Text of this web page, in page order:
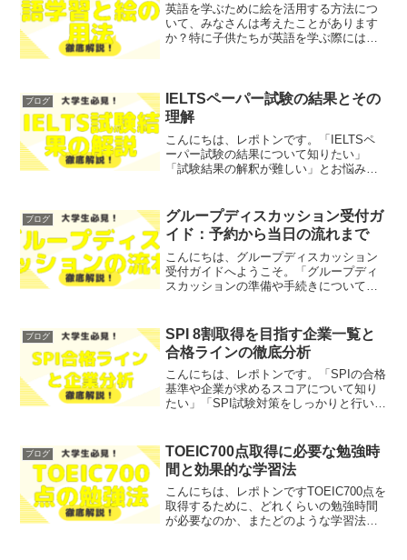
英語を学ぶために絵を活用する方法につ
いて、みなさんは考えたことがあります
か？特に子供たちが英語を学ぶ際には、
りやすく解説します！レポト...
ブログ
IELTSペーパー試験の結果とその
理解
こんにちは、レポトンです。「IELTSペ
ーパー試験の結果について知りたい」
「試験結果の解釈が難しい」とお悩みで
て、わかりやすく解説します！レポトン
この記事は次のような人...
ブログ
グループディスカッション受付ガ
イド：予約から当日の流れまで
こんにちは、グループディスカッション
受付ガイドへようこそ。「グループディ
スカッションの準備や手続きについて不
は、グループディスカッションの受付プ
ロセスや当日の流れについ...
ブログ
SPI 8割取得を目指す企業一覧と
合格ラインの徹底分析
こんにちは、レポトンです。「SPIの合格
基準や企業が求めるスコアについて知り
たい」「SPI試験対策をしっかりと行いた
指す理由や、ボーダーライン企業の一覧
を徹底分析...
ブログ
TOEIC700点取得に必要な勉強時
間と効果的な学習法
こんにちは、レポトンですTOEIC700点を
取得するために、どれくらいの勉強時間
が必要なのか、またどのような学習法が